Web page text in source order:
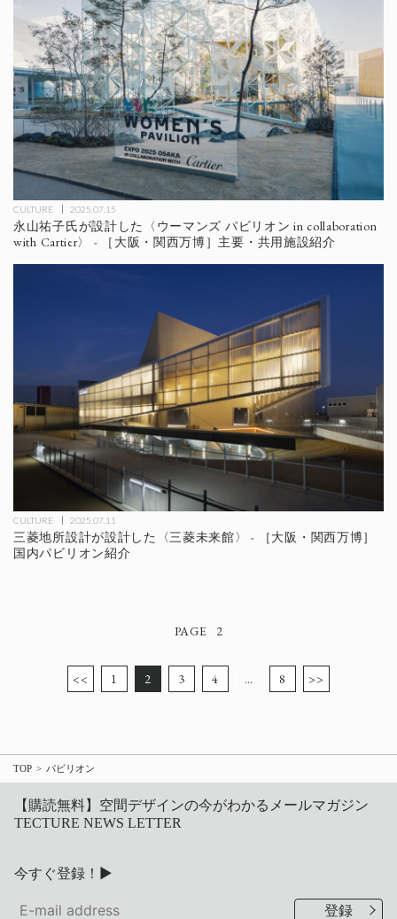
CULTURE 2025.07.15
永山祐子氏が設計した〈ウーマンズ パビリオン in collaboration
with Cartier〉 - ［大阪・関西万博］主要・共用施設紹介
CULTURE 2025.07.11
三菱地所設計が設計した〈三菱未来館〉 - ［大阪・関西万博］
国内パビリオン紹介
2
<< 1 2 3 4 … 8 >>
TOP パビリオン
【購読無料】空間デザインの今がわかるメールマガジン
TECTURE NEWS LETTER
今すぐ登録！▶